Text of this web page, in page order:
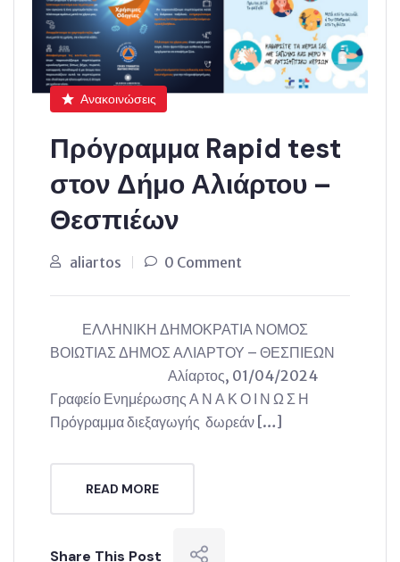
Ανακοινώσεις
Πρόγραμμα Rapid test
στον Δήμο Αλιάρτου –
Θεσπιέων
aliartos 0 Comment
ΕΛΛΗΝΙΚΗ ΔΗΜΟΚΡΑΤΙΑ ΝΟΜΟΣ
ΒΟΙΩΤΙΑΣ ΔΗΜΟΣ ΑΛΙΑΡΤΟΥ – ΘΕΣΠΙΕΩΝ
Αλίαρτος, 01/04/2024
Γραφείο Ενημέρωσης Α Ν Α Κ Ο Ι Ν Ω Σ Η
Πρόγραμμα διεξαγωγής δωρεάν […]
READ MORE
Share This Post